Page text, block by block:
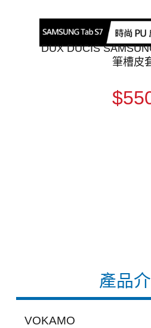
產品
VOKAMO
DUX DUCIS
筆槽皮